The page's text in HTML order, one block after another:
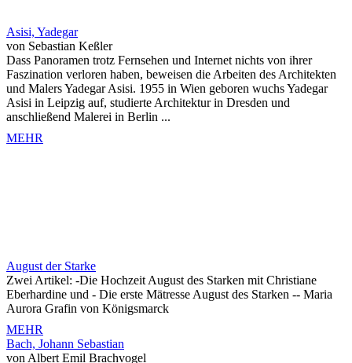
Asisi, Yadegar
von Sebastian Keßler
Dass Panoramen trotz Fernsehen und Internet nichts von ihrer
Faszination verloren haben, beweisen die Arbeiten des Architekten
und Malers Yadegar Asisi. 1955 in Wien geboren wuchs Yadegar
Asisi in Leipzig auf, studierte Architektur in Dresden und
anschließend Malerei in Berlin ...
MEHR
August der Starke
Zwei Artikel: -Die Hochzeit August des Starken mit Christiane
Eberhardine und - Die erste Mätresse August des Starken -- Maria
Aurora Grafin von Königsmarck
MEHR
Bach, Johann Sebastian
von Albert Emil Brachvogel